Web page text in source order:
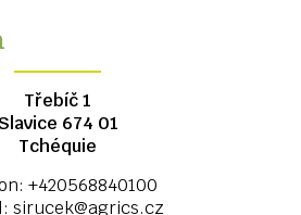
Třebíč 1
Slavice 674 01
Tchéquie
+420568840100
sirucek@agrics.cz